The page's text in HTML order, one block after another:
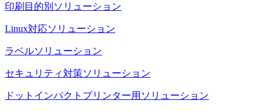
印刷目的別ソリューション
Linux対応ソリューション
ラベルソリューション
セキュリティ対策ソリューション
ドットインパクトプリンター用ソリューション